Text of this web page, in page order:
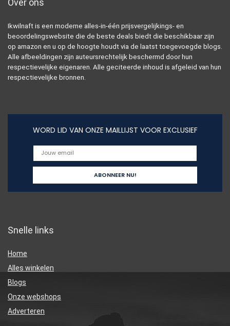
Ikwilnaft is een moderne alles-in-één prijsvergelijkings- en
beoordelingswebsite die de beste deals biedt die beschikbaar zijn
op amazon en u op de hoogte houdt via de laatst toegevoegde blogs.
Alle afbeeldingen zijn auteursrechtelijk beschermd door hun
respectievelijke eigenaren. Alle geciteerde inhoud is afgeleid van hun
respectievelijke bronnen.
WORD LID VAN ONZE MAILLIJST VOOR EXCLUSIEF
Snelle links
Home
Alles winkelen
Blogs
Onze webshops
Adverteren